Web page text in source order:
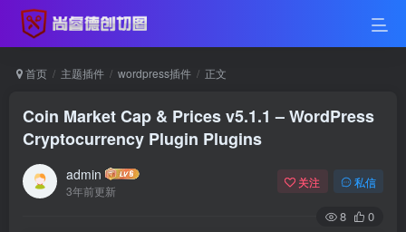
首页 主题插件 wordpress插件 正文
Coin Market Cap & Prices v5.1.1 – WordPress
Cryptocurrency Plugin Plugins
admin
3年前更新
关注 私信
8 0